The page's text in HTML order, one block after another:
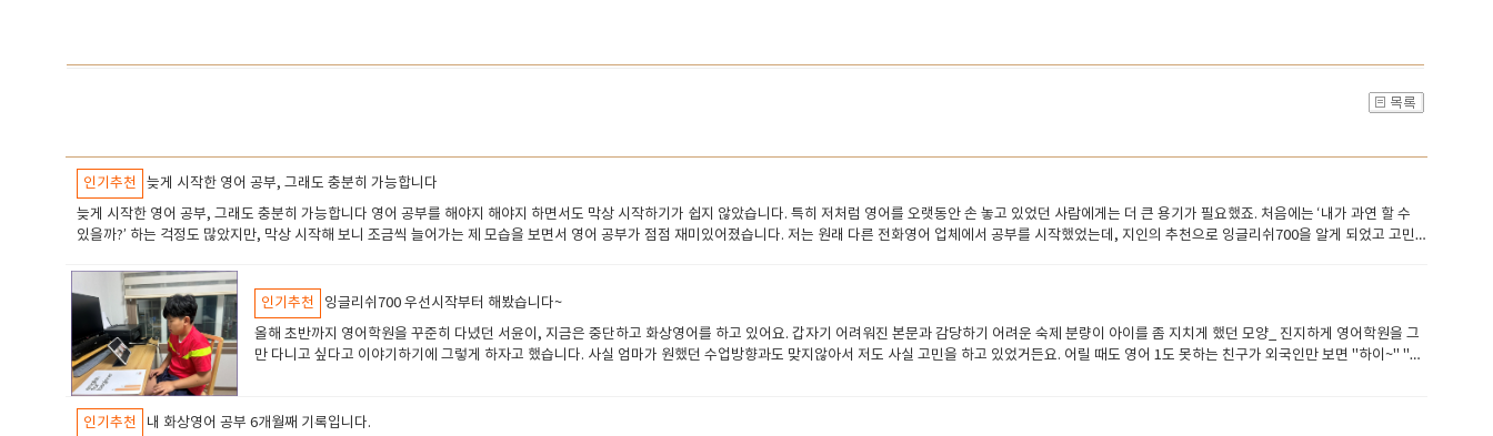
인기추천
늦게 시작한 영어 공부, 그래도 충분히 가능합니다
​늦게 시작한 영어 공부, 그래도 충분히 가능합니다 ​영어 공부를 해야지 해야지 하면서도 막상 시작하기가 쉽지 않았습니다. 특히 저처럼 영어를 오랫동안 손 놓고 있었던 사람에게는 더 큰 용기가 필요했죠. 처음에는 ‘내가 과연 할 수
있을까?’ 하는 걱정도 많았지만, 막상 시작해 보니 조금씩 늘어가는 제 모습을 보면서 영어 공부가 점점 재미있어졌습니다. 저는 원래 다른 전화영어 업체에서 공부를 시작했었는데, 지인의 추천으로 잉글리쉬700을 알게 되었고 고민
고, 무엇보다 선생님들의 수업 실력이 뛰어났습니다. 수업이 끝날 때마다 그날 배운 표현과 중요한 포인트를 다시 한번 정리해 주시고, 제가 틀린 문장이나 발음을 꼼꼼하게 수정해 주셔서 복습할 때도 많은 도움이 되었습니다. 단순히
수업 시간에만 배우고 끝나는 것이 아니라 스스로 공부할 수 있도록 방향을 잡아 주시는 느낌이었습니다. 또한 수업이 너무 딱딱하지 않다는 점도 좋았습니다. 교재 위주의 수업만 진행되었다면 금방 지루해졌을 텐데, 날씨 이야기나
일상생활, 주말 계획 등 다양한 주제로 자연스럽게 프리토킹을 이끌어 주셔서 영어로 말하는 것에 대한 부담이 많이 줄어들었습니다. 특히 제가 엉뚱하거나 사소한 질문을 해도 항상 친절하게 설명해 주셔서 영어에 대한 자신감을 키
우는 데 큰 도움이 되었습니다. 홈페이지에서 제공하는 무료 온라인 학습 프로그램도 유용했습니다. 수업 외 시간에도 부족한 부분을 보완할 수 있었고, 혼자 공부할 때도 활용하기 좋았습니다. 현재 저는 일반 회화 과정을 수강하고 있
는데, 실제 생활에서 바로 사용할 수 있는 표현들을 많이 배울 수 있어서 만족하고 있습니다. 예전에는 영어 문장을 만드는 것 자체가 어려웠는데, 이제는 간단한 대화 정도는 자연스럽게 이어갈 수 있게 되었습니다. 영어는 단기간에
실력이 늘기보다는 꾸준함이 가장 중요한 공부인 것 같습니다. 말은 쉽지만 실천은 어렵죠. 그래도 좋은 선생님들과 함께 꾸준히 수업을 듣다 보니 조금씩 발전하는 모습을 느낄 수 있었습니다. 특히 정기 레벨테스트를 통해 실력 향상
정도를 객관적으로 확인할 수 있다는 점도 큰 장점입니다. 점수가 조금씩 오를 때마다 성취감도 느끼고, 더 열심히 해야겠다는 동기부여도 됩니다. 영어 공부를 시작할까 말까 고민하고 계신 분들이 있다면 너무 망설이지 마시고 한번
도전해 보셨으면 좋겠습니다. 저 역시 처음에는 걱정이 많았지만, 지금은 ‘조금 더 빨리 시작할 걸’ 하는 생각이 들 정도로 만족하고 있습니다. 앞으로도 잉글리쉬700과 함께 꾸준히 영어 공부를 이어가면서 더 자연스럽게 영어로 대화
인기추천
잉글리쉬700 우선시작부터 해봤습니다~
​올해 초반까지 영어학원을 꾸준히 다녔던 서윤이, 지금은 중단하고 화상영어를 하고 있어요. 갑자기 어려워진 본문과 감당하기 어려운 숙제 분량이 아이를 좀 지치게 했던 모양_ 진지하게 영어학원을 그
만 다니고 싶다고 이야기하기에 그렇게 하자고 했습니다. 사실 엄마가 원했던 수업방향과도 맞지않아서 저도 사실 고민을 하고 있었거든요. 어릴 때도 영어 1도 못하는 친구가 외국인만 보면 "하이~" "굿
ㅎㅎㅎㅎ 였습니다. 뭘 말을 할줄 알아야 수업을 할텐데, 아는 단어도 별로 없고_문장으로 만들 수는 더더욱 없는 상태일텐데 화상영어를 시작하는게 맞나? 조금 가르치고 해야되나? 이런 고민을 하다
인기추천
내 화상영어 공부 6개월째 기록입니다.